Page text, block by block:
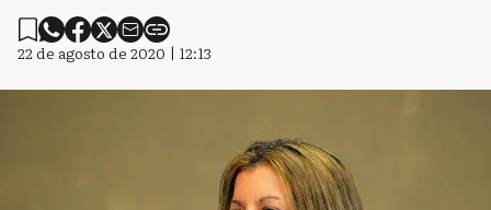
22 de agosto de 2020 | 12:13